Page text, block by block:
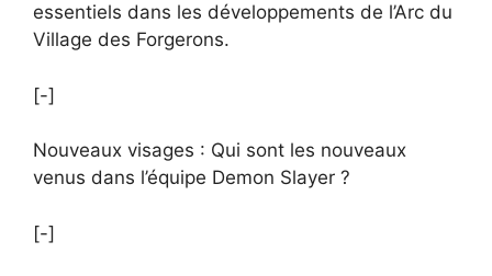
essentiels dans les développements de l’Arc du
Village des Forgerons.
[-]
Nouveaux visages : Qui sont les nouveaux
venus dans l’équipe Demon Slayer ?
[-]